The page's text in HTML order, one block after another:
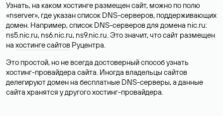
Узнать, на каком хостинге размещен сайт, можно по полю
«nserver», где указан список DNS-серверов, поддерживающих
домен. Например, список DNS-серверов для домена nic.ru:
ns5.nic.ru, ns6.nic.ru, ns9.nic.ru. Это значит, что сайт размещен
на хостинге сайтов Руцентра.
Это простой, но не всегда достоверный способ узнать
хостинг-провайдера сайта. Иногда владельцы сайтов
делегируют домен на бесплатные DNS-серверы, а данные
сайта хранятся у другого хостинг-провайдера.